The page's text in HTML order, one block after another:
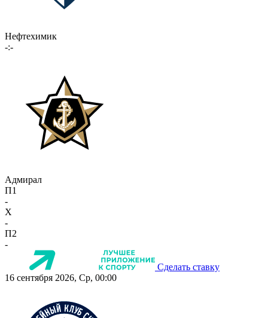
Нефтехимик
-:-
Адмирал
П1
-
X
-
П2
-
Сделать ставку
16 сентября 2026, Ср, 00:00